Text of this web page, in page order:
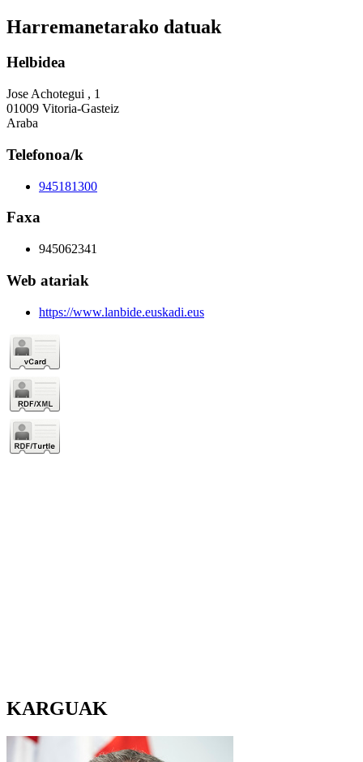
Harremanetarako datuak
Helbidea
Jose Achotegui , 1
01009 Vitoria-Gasteiz
Araba
Telefonoa/k
945181300
Faxa
945062341
Web atariak
https://www.lanbide.euskadi.eus
KARGUAK